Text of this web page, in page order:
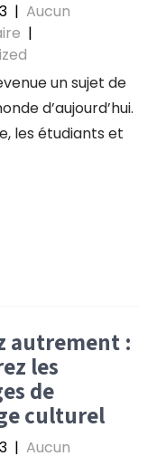
| Aucun
|
un sujet de
d’aujourd’hui.
les étudiants et
autrement :
les
de
culturel
| Aucun